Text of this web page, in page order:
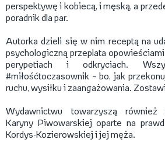
perspektywę i kobiecą, i męską, a
poradnik dla par.
Autorka dzieli się w nim receptą na
psychologiczną przeplata
perypetiach i odkryciach.
#miłośćtoczasownik – bo, jak
ruchu, wysiłku i zaangażowania.
Wydawnictwu towarzyszą również
Karyny Piwowarskiej oparte na
Kordys-Kozierowskiej i jej męża.